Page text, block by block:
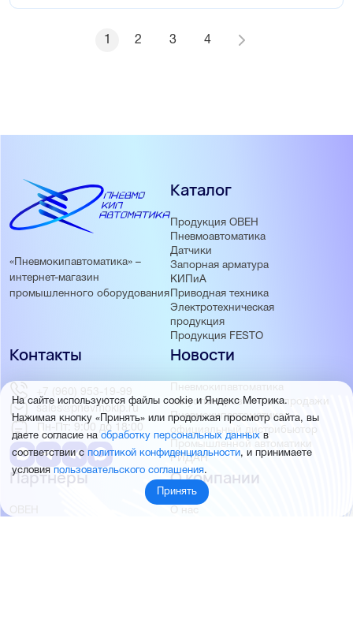
1 2 3 4
«Пневмокипавтоматика» –
интернет-магазин
промышленного оборудования
Каталог
Продукция ОВЕН
Пневмоавтоматика
Датчики
Запорная арматура
КИПиА
Приводная техника
Электротехническая
продукция
Продукция FESTO
Новости
Пневмокипавтоматика
запустила розничные продажи
Пневмокипавтоматика –
официальный дистрибьютор
Промышленной автоматики
РИДАН
Партнёры
ОВЕН
О компании
О нас
Контакты
+7 (960) 953-19-99
sales@pnevmokip.ru
Пн-Пт: 9:00 до 18:00
На сайте используются файлы cookie и Яндекс Метрика.
Нажимая кнопку «Принять» или продолжая просмотр сайта, вы
даете согласие наобработку персональных данных в
соответствии с политикой конфиденциальности, и принимаете
условия пользовательского соглашения.
Принять